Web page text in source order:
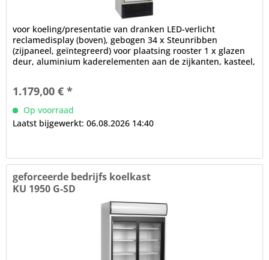
voor koeling/presentatie van dranken LED-verlicht
reclamedisplay (boven), gebogen 34 x Steunribben
(zijpaneel, geïntegreerd) voor plaatsing rooster 1 x glazen
deur, aluminium kaderelementen aan de zijkanten, kasteel,
1.179,00 € *
Op voorraad
Laatst bijgewerkt: 06.08.2026 14:40
geforceerde bedrijfs koelkast
KU 1950 G-SD